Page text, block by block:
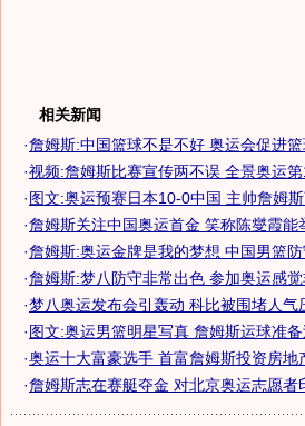
相关新闻
·詹姆斯:中国篮球不是不好 奥运会促进
·视频:詹姆斯比赛宣传两不误 全景奥运
·图文:奥运预赛日本10-0中国 主帅詹姆
·詹姆斯关注中国奥运首金 笑称陈燮霞能
·詹姆斯:奥运金牌是我的梦想 中国男篮
·詹姆斯:梦八防守非常出色 参加奥运感
·梦八奥运发布会引轰动 科比被围堵人气
·图文:奥运男篮明星写真 詹姆斯运球准备
·奥运十大富豪选手 首富詹姆斯投资房地
·詹姆斯志在赛艇夺金 对北京奥运志愿者